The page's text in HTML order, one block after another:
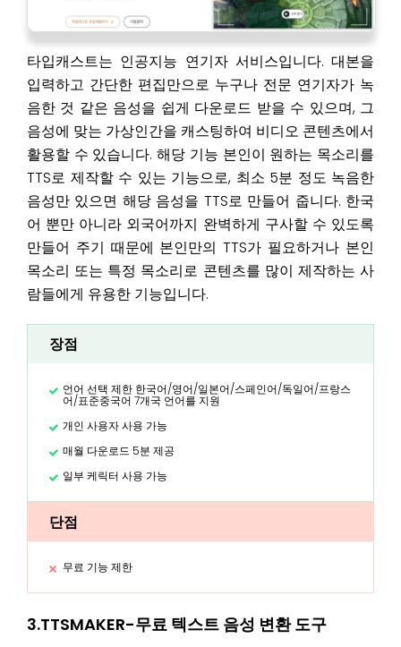
타입캐스트는 인공지능 연기자 서비스입니다. 대본을
입력하고 간단한 편집만으로 누구나 전문 연기자가 녹
음한 것 같은 음성을 쉽게 다운로드 받을 수 있으며, 그
음성에 맞는 가상인간을 캐스팅하여 비디오 콘텐츠에서
활용할 수 있습니다. 해당 기능 본인이 원하는 목소리를
TTS로 제작할 수 있는 기능으로, 최소 5분 정도 녹음한
음성만 있으면 해당 음성을 TTS로 만들어 줍니다. 한국
어 뿐만 아니라 외국어까지 완벽하게 구사할 수 있도록
만들어 주기 때문에 본인만의 TTS가 필요하거나 본인
목소리 또는 특정 목소리로 콘텐츠를 많이 제작하는 사
람들에게 유용한 기능입니다.
장점
언어 선택 제한 한국어/영어/일본어/스페인어/독일어/프랑스
어/표준중국어 7개국 언어를 지원
개인 사용자 사용 가능
매월 다운로드 5분 제공
일부 케릭터 사용 가능
단점
무료 기능 제한
3.TTSMAKER-무료 텍스트 음성 변환 도구